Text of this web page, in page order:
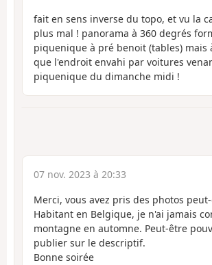
fait en sens inverse du topo, et vu la
plus mal ! panorama à 360 degrés
piquenique à pré benoit (tables) mais
que l'endroit envahi par voitures
piquenique du dimanche midi !
07 nov. 2023 à 20:33
Merci, vous avez pris des photos
Habitant en Belgique, je n'ai jamais
montagne en automne. Peut-être
publier sur le descriptif.
Bonne soirée